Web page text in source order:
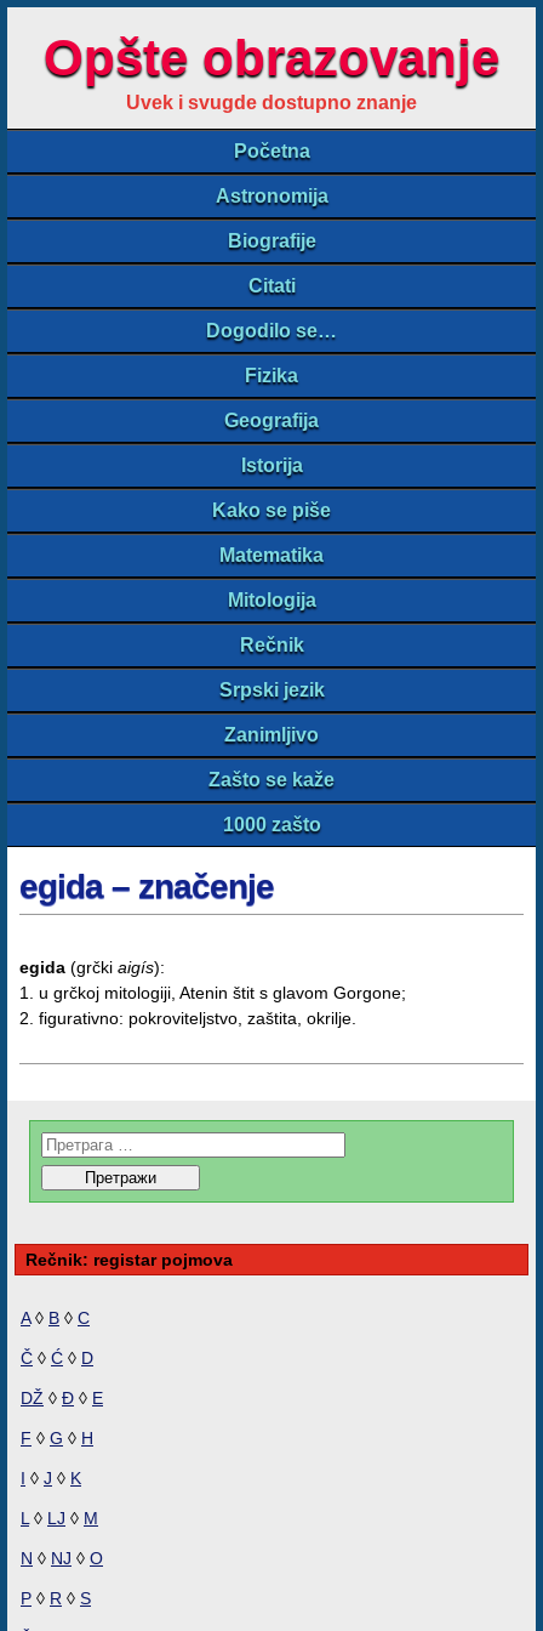
Opšte obrazovanje
Uvek i svugde dostupno znanje
Početna
Astronomija
Biografije
Citati
Dogodilo se…
Fizika
Geografija
Istorija
Kako se piše
Matematika
Mitologija
Rečnik
Srpski jezik
Zanimljivo
Zašto se kaže
1000 zašto
egida – značenje
egida (grčki aigís):
1. u grčkoj mitologiji, Atenin štit s glavom Gorgone;
2. figurativno: pokroviteljstvo, zaštita, okrilje.
Rečnik: registar pojmova
A◊ B ◊ C
Č ◊ Ć ◊ D
DŽ ◊ Đ ◊ E
F ◊ G ◊ H
I ◊ J ◊ K
L ◊ LJ ◊ M
N ◊ NJ ◊ O
P ◊ R ◊ S